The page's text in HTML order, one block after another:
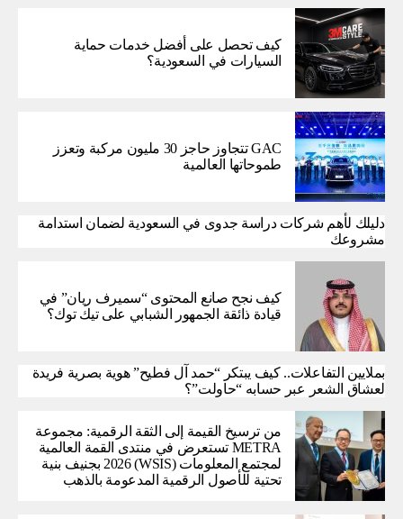
كيف تحصل على أفضل خدمات حماية
السيارات في السعودية؟
GAC تتجاوز حاجز 30 مليون مركبة وتعزز
طموحاتها العالمية
دليلك لأهم شركات دراسة جدوى في السعودية لضمان استدامة
مشروعك
كيف نجح صانع المحتوى “سميرف ريان” في
قيادة ذائقة الجمهور الشبابي على تيك توك؟
بملايين التفاعلات.. كيف يبتكر “حمد آل فطيح” هوية بصرية فريدة
لعشاق الشعر عبر حسابه “حاولت”؟
من ترسيخ القيمة إلى الثقة الرقمية: مجموعة
METRA تستعرض في منتدى القمة العالمية
لمجتمع المعلومات (WSIS) 2026 بجنيف بنية
تحتية للأصول الرقمية المدعومة بالذهب